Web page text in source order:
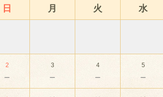
日
月 火 水
2
－
3
－
4
－
5
－